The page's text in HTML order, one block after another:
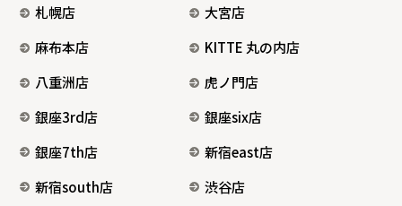
札幌店
大宮店
麻布本店
KITTE 丸の内店
八重洲店
虎ノ門店
銀座3rd店
銀座six店
銀座7th店
新宿east店
新宿south店
渋谷店